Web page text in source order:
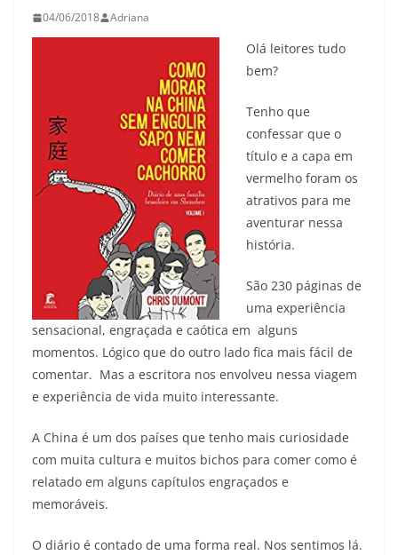
04/06/2018 Adriana
Olá leitores tudo
bem?
Tenho que
confessar que o
título e a capa em
vermelho foram os
atrativos para me
aventurar nessa
história.
São 230 páginas de
uma experiência
sensacional, engraçada e caótica em alguns
momentos. Lógico que do outro lado fica mais fácil de
comentar. Mas a escritora nos envolveu nessa viagem
e experiência de vida muito interessante.
A China é um dos países que tenho mais curiosidade
com muita cultura e muitos bichos para comer como é
relatado em alguns capítulos engraçados e
memoráveis.
O diário é contado de uma forma real. Nos sentimos lá.